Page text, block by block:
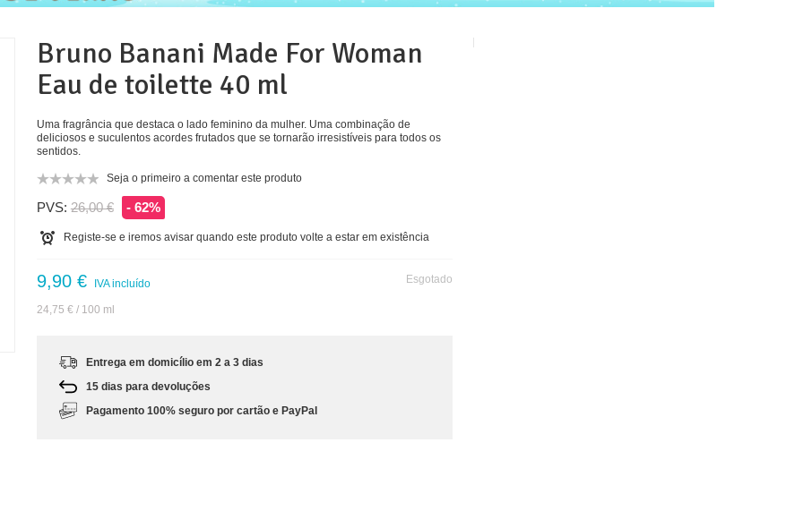
Bruno Banani Made For Woman
Eau de toilette 40 ml
Uma fragrância que destaca o lado feminino da mulher. Uma combinação de
deliciosos e suculentos acordes frutados que se tornarão irresistíveis para todos os
sentidos.
Seja o primeiro a comentar este produto
PVS: 26,00 € - 62%
Registe-se e iremos avisar quando este produto volte a estar em existência
Esgotado
9,90 € IVA incluído
24,75 €/ 100 ml
Entrega em domicílio em 2 a 3 dias
15 dias para devoluções
Pagamento 100% seguro por cartão e PayPal